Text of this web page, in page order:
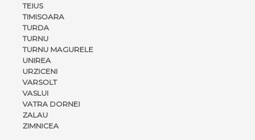
TEIUS
TIMISOARA
TURDA
TURNU
TURNU MAGURELE
UNIREA
URZICENI
VARSOLT
VASLUI
VATRA DORNEI
ZALAU
ZIMNICEA